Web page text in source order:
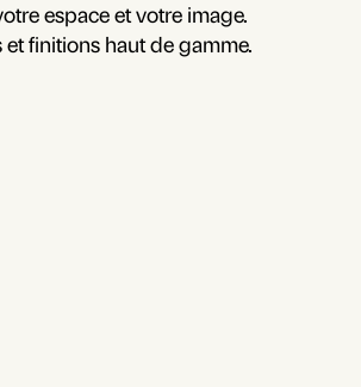
espace et votre image.
finitions haut de gamme.